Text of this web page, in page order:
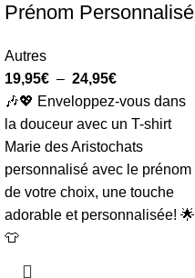
Prénom Personnalisé
Autres
19,95€ – 24,95€
🎶💖 Enveloppez-vous dans
la douceur avec un T-shirt
Marie des Aristochats
personnalisé avec le prénom
de votre choix, une touche
adorable et personnalisée! 🌟
👕